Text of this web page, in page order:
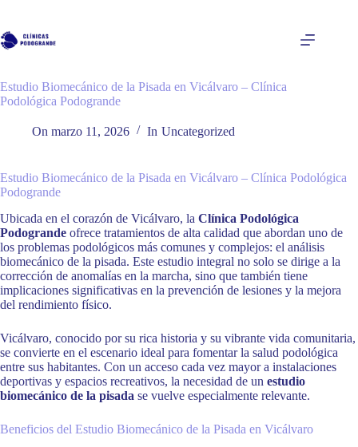
contenido
Estudio Biomecánico de la Pisada en Vicálvaro – Clínica
Podológica Podogrande
On marzo 11, 2026 In Uncategorized
Estudio Biomecánico de la Pisada en Vicálvaro – Clínica Podológica
Podogrande
Ubicada en el corazón de Vicálvaro, la Clínica Podológica
Podogrande ofrece tratamientos de alta calidad que abordan uno de
los problemas podológicos más comunes y complejos: el análisis
biomecánico de la pisada. Este estudio integral no solo se dirige a la
corrección de anomalías en la marcha, sino que también tiene
implicaciones significativas en la prevención de lesiones y la mejora
del rendimiento físico.
Vicálvaro, conocido por su rica historia y su vibrante vida comunitaria,
se convierte en el escenario ideal para fomentar la salud podológica
entre sus habitantes. Con un acceso cada vez mayor a instalaciones
deportivas y espacios recreativos, la necesidad de un estudio
biomecánico de la pisada se vuelve especialmente relevante.
Beneficios del Estudio Biomecánico de la Pisada en Vicálvaro